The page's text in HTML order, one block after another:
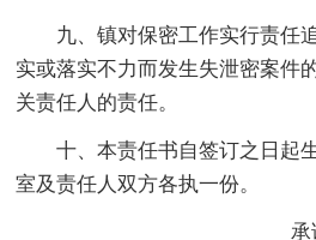
九、镇对保密工作实行责任
实或落实不力而发生失泄密案件
关责任人的责任。
十、本责任书自签订之日起
室及责任人双方各执一份。
承